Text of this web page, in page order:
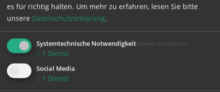
Benutzername
Passwort
es für richtig halten. Um mehr zu erfahren, lesen Sie bitte
unsere Datenschutzerklärung.
Systemtechnische Notwendigkeit (immer erforderlich)
↓ 1 Dienst
Social Media
↓ 1 Dienst